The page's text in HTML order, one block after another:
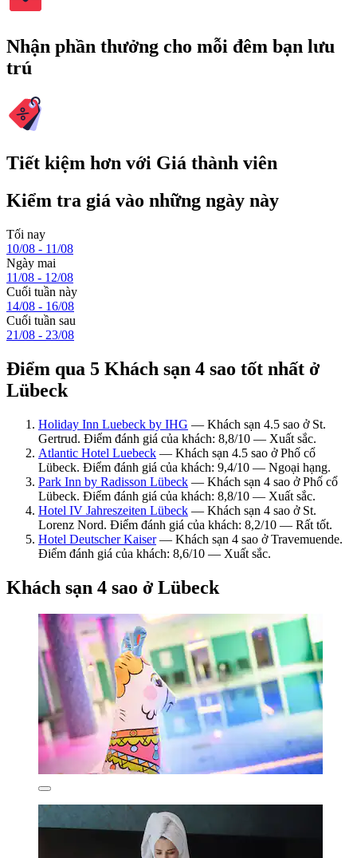
Nhận phần thưởng cho mỗi đêm bạn lưu
trú
Tiết kiệm hơn với Giá thành viên
Kiểm tra giá vào những ngày này
Tối nay
10/08 - 11/08
Ngày mai
11/08 - 12/08
Cuối tuần này
14/08 - 16/08
Cuối tuần sau
21/08 - 23/08
Điểm qua 5 Khách sạn 4 sao tốt nhất ở
Lübeck
Holiday Inn Luebeck by IHG — Khách sạn 4.5 sao ở St.
Gertrud. Điểm đánh giá của khách: 8,8/10 — Xuất sắc.
Atlantic Hotel Luebeck — Khách sạn 4.5 sao ở Phố cổ
Lübeck. Điểm đánh giá của khách: 9,4/10 — Ngoại hạng.
Park Inn by Radisson Lübeck — Khách sạn 4 sao ở Phố cổ
Lübeck. Điểm đánh giá của khách: 8,8/10 — Xuất sắc.
Hotel IV Jahreszeiten Lübeck — Khách sạn 4 sao ở St.
Lorenz Nord. Điểm đánh giá của khách: 8,2/10 — Rất tốt.
Hotel Deutscher Kaiser— Khách sạn 4 sao ở Travemuende.
Điểm đánh giá của khách: 8,6/10 — Xuất sắc.
Khách sạn 4 sao ở Lübeck